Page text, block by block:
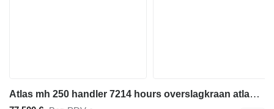
Atlas mh 250 handler 7214 hours overslagkraan atlas mh 250 dutch machi